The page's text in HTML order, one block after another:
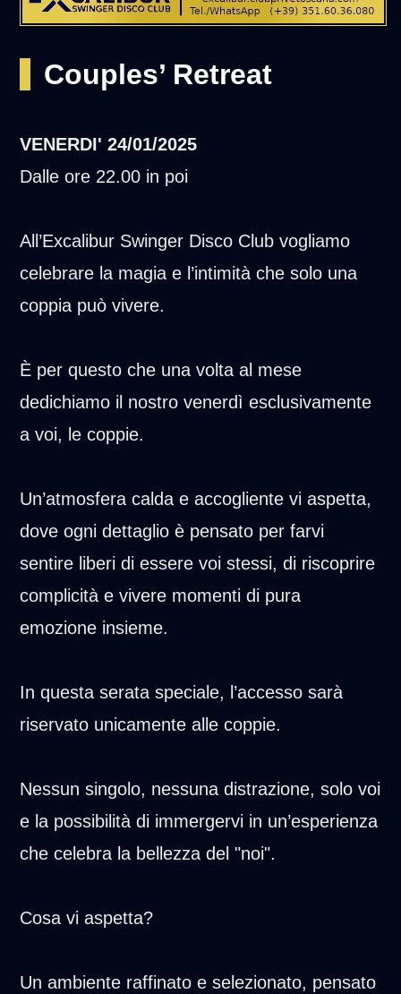
Couples’ Retreat
VENERDI' 24/01/2025
Dalle ore 22.00 in poi
All’Excalibur Swinger Disco Club vogliamo
celebrare la magia e l’intimità che solo una
coppia può vivere.
È per questo che una volta al mese
dedichiamo il nostro venerdì esclusivamente
a voi, le coppie.
Un’atmosfera calda e accogliente vi aspetta,
dove ogni dettaglio è pensato per farvi
sentire liberi di essere voi stessi, di riscoprire
complicità e vivere momenti di pura
emozione insieme.
In questa serata speciale, l’accesso sarà
riservato unicamente alle coppie.
Nessun singolo, nessuna distrazione, solo voi
e la possibilità di immergervi in un’esperienza
che celebra la bellezza del "noi".
Cosa vi aspetta?
Un ambiente raffinato e selezionato, pensato